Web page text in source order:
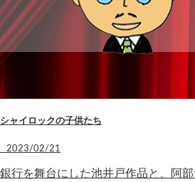
シャイロックの子供たち
2023/02/21
銀行を舞台にした池井戸作品と、阿